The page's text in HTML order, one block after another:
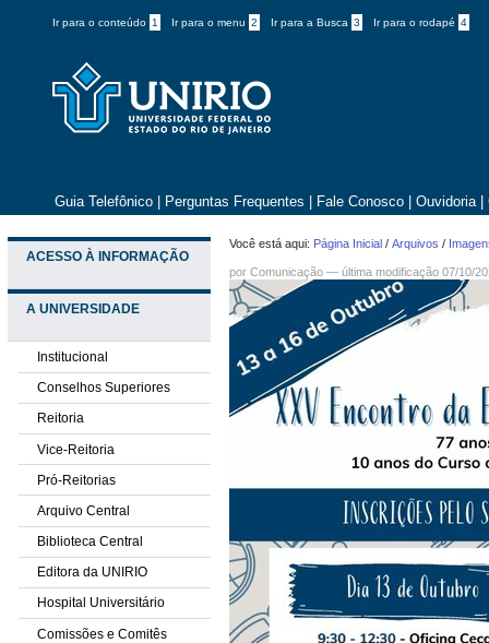
Ir para o conteúdo 1 Ir para o menu 2 Ir para a Busca 3 Ir para o rodapé 4
Guia Telefônico Perguntas Frequentes Fale Conosco Ouvidoria
ACESSO À INFORMAÇÃO
A UNIVERSIDADE
Institucional
Conselhos Superiores
Reitoria
Vice-Reitoria
Pró-Reitorias
Arquivo Central
Biblioteca Central
Editora da UNIRIO
Hospital Universitário
Comissões e Comitês
Você está aqui: Página Inicial /Arquivos /
porComunicação —última modificação 07/10/